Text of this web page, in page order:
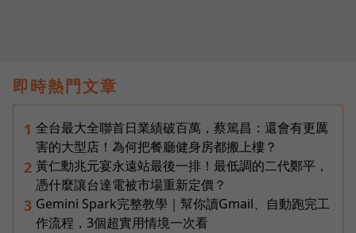
即時熱門文章
1 全台最大全聯首日業績破百萬，蔡篤昌：還會有更厲
害的大型店！為何把餐廳健身房都搬上樓？
2 黃仁勳兆元宴永遠站最後一排！最低調的二代鄭平，
憑什麼讓台達電被市場重新定價？
3 Gemini Spark完整教學｜幫你讀Gmail、自動跑完工
作流程，3個超實用情境一次看